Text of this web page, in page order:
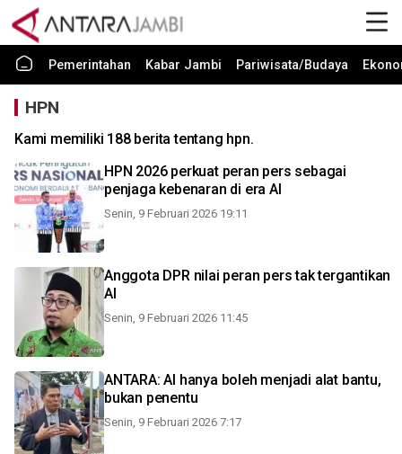
Pemerintahan Kabar Jambi Pariwisata/Budaya
HPN
Kami memiliki 188 berita tentang hpn.
HPN 2026 perkuat peran pers sebagai
penjaga kebenaran di era AI
Senin, 9 Februari 2026 19:11
Anggota DPR nilai peran pers tak tergantikan
AI
Senin, 9 Februari 2026 11:45
ANTARA: AI hanya boleh menjadi alat bantu,
bukan penentu
Senin, 9 Februari 2026 7:17